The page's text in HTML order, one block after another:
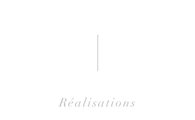
Réalisations